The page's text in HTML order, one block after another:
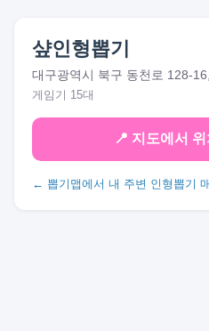
샾인형뽑기
대구광역시 북구 동천로 128-
게임기 15대
📍 지도에서 위
← 뽑기맵에서 내 주변 인형뽑기